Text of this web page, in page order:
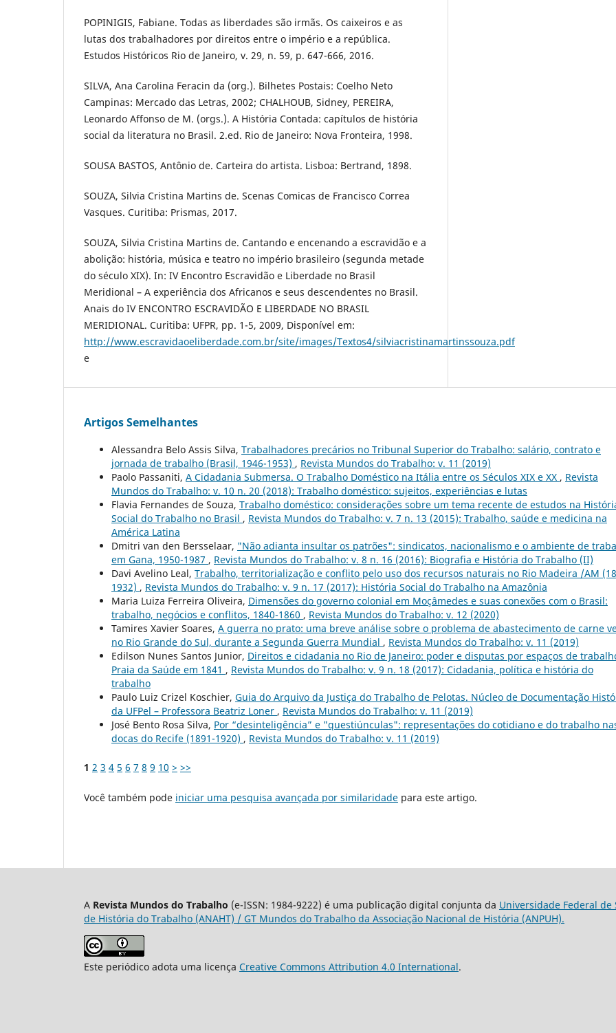
POPINIGIS, Fabiane. Todas as liberdades são irmãs. Os caixeiros e as
lutas dos trabalhadores por direitos entre o império e a república.
Estudos Históricos Rio de Janeiro, v. 29, n. 59, p. 647-666, 2016.
SILVA, Ana Carolina Feracin da (org.). Bilhetes Postais: Coelho Neto
Campinas: Mercado das Letras, 2002; CHALHOUB, Sidney, PEREIRA,
Leonardo Affonso de M. (orgs.). A História Contada: capítulos de história
social da literatura no Brasil. 2.ed. Rio de Janeiro: Nova Fronteira, 1998.
SOUSA BASTOS, Antônio de. Carteira do artista. Lisboa: Bertrand, 1898.
SOUZA, Silvia Cristina Martins de. Scenas Comicas de Francisco Correa
Vasques. Curitiba: Prismas, 2017.
SOUZA, Silvia Cristina Martins de. Cantando e encenando a escravidão e a
abolição: história, música e teatro no império brasileiro (segunda metade
do século XIX). In: IV Encontro Escravidão e Liberdade no Brasil
Meridional – A experiência dos Africanos e seus descendentes no Brasil.
Anais do IV ENCONTRO ESCRAVIDÃO E LIBERDADE NO BRASIL
MERIDIONAL. Curitiba: UFPR, pp. 1-5, 2009, Disponível em:
http://www.escravidaoeliberdade.com.br/site/images/Textos4/silviacristinamartinssouza.pdf
e
Artigos Semelhantes
Alessandra Belo Assis Silva, Trabalhadores precários no Tribunal Superior do Trabalho: salário, contrato e
jornada de trabalho (Brasil, 1946-1953) , Revista Mundos do Trabalho: v. 11 (2019)
Paolo Passaniti, A Cidadania Submersa. O Trabalho Doméstico na Itália entre os Séculos XIX e XX , Revista
Mundos do Trabalho: v. 10 n. 20 (2018): Trabalho doméstico: sujeitos, experiências e lutas
Flavia Fernandes de Souza, Trabalho doméstico: considerações sobre um tema recente de estudos na
Social do Trabalho no Brasil , Revista Mundos do Trabalho: v. 7 n. 13 (2015): Trabalho, saúde e medicina na
América Latina
Dmitri van den Bersselaar, "Não adianta insultar os patrões": sindicatos, nacionalismo e o ambiente de
em Gana, 1950-1987 , Revista Mundos do Trabalho: v. 8 n. 16 (2016): Biografia e História do Trabalho (II)
Davi Avelino Leal, Trabalho, territorialização e conflito pelo uso dos recursos naturais no Rio Madeira /AM
1932) , Revista Mundos do Trabalho: v. 9 n. 17 (2017): História Social do Trabalho na Amazônia
Maria Luiza Ferreira Oliveira, Dimensões do governo colonial em Moçâmedes e suas conexões com o Brasil:
trabalho, negócios e conflitos, 1840-1860 , Revista Mundos do Trabalho: v. 12 (2020)
Tamires Xavier Soares, A guerra no prato: uma breve análise sobre o problema de abastecimento de carne
no Rio Grande do Sul, durante a Segunda Guerra Mundial , Revista Mundos do Trabalho: v. 11 (2019)
Edilson Nunes Santos Junior, Direitos e cidadania no Rio de Janeiro: poder e disputas por espaços de
Praia da Saúde em 1841 , Revista Mundos do Trabalho: v. 9 n. 18 (2017): Cidadania, política e história do
trabalho
Paulo Luiz Crizel Koschier, Guia do Arquivo da Justiça do Trabalho de Pelotas. Núcleo de Documentação
da UFPel – Professora Beatriz Loner , Revista Mundos do Trabalho: v. 11 (2019)
José Bento Rosa Silva, Por “desinteligência” e "questiúnculas": representações do cotidiano e do trabalho
docas do Recife (1891-1920) , Revista Mundos do Trabalho: v. 11 (2019)
1 2 3 4 5 6 7 8 9 10 > >>
Você também pode iniciar uma pesquisa avançada por similaridade para este artigo.
A Revista Mundos do Trabalho (e-ISSN: 1984-9222) é uma publicação digital conjunta da Universidade Federal de
de História do Trabalho (ANAHT) / GT Mundos do Trabalho da Associação Nacional de História (ANPUH).
Este periódico adota uma licença Creative Commons Attribution 4.0 International.